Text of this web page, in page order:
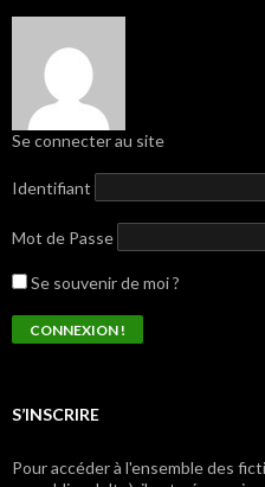
Se connecter au site
Identifiant
Mot de Passe
Se souvenir de moi ?
S’INSCRIRE
Pour accéder à l'ensemble des